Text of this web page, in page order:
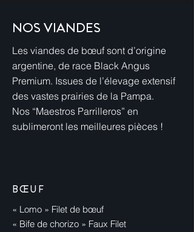
NOS VIANDES
Les viandes de bœuf sont d’origine
argentine, de race Black Angus
Premium. Issues de l’élevage extensif
des vastes prairies de la Pampa.
Nos “Maestros Parrilleros” en
sublimeront les meilleures pièces !
BŒUF
« Lomo » Filet de bœuf
« Bife de chorizo » Faux Filet